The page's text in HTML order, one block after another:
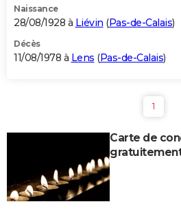
Naissance
28/08/1928 à Liévin (Pas-de-Calais)
Décès
11/08/1978 à Lens (Pas-de-Calais)
1
Carte de